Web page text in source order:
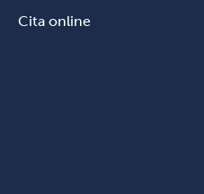
Cita online